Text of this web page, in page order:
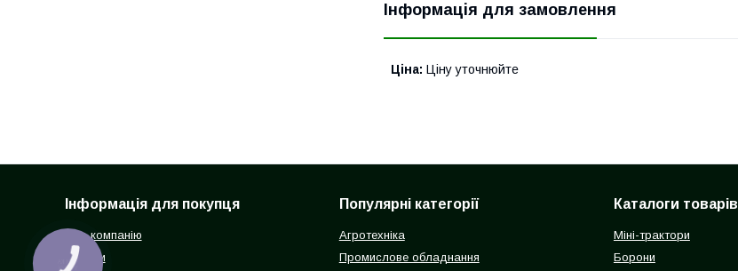
Інформація для замовлення
Ціна: Ціну уточнюйте
Інформація для покупця
Про компанію
Відгуки
Популярні категорії
Агротехніка
Промислове обладнання
Каталоги товарів
Міні-трактори
Борони
КНОПКА
ЗВ'ЯЗКУ